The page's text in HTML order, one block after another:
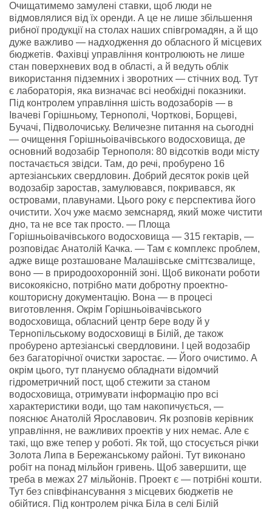
Очищатимемо замулені ставки, щоб люди не
відмовлялися від їх оренди. А це не лише збільшення
рибної продукції на столах наших співгромадян, а й що
дуже важливо — надходження до обласного й місцевих
бюджетів. Фахівці управління контролюють не лише
стан поверхневих вод в області, а й ведуть облік
використання підземних і зворотних — стічних вод. Тут
є лабораторія, яка визначає всі необхідні показники.
Під контролем управління шість водозаборів — в
Івачеві Горішньому, Тернополі, Чорткові, Борщеві,
Бучачі, Підволочиську. Величезне питання на сьогодні
— очищення Горішньоівачівського водосховища, де
основний водозабір Тернополя: 80 відсотків води місту
постачається звідси. Там, до речі, пробурено 16
артезіанських свердловин. Добрий десяток років цей
водозабір заростав, замулювався, покривався, як
островами, плавунами. Цього року є перспектива його
очистити. Хоч уже маємо земснаряд, який може чистити
дно, та не все так просто. — Площа
Горішньоівачівського водосховища — 315 гектарів, —
розповідає Анатолій Качка. — Там є комплекс проблем,
адже вище розташоване Малашівське сміттєзвалище,
воно — в природоохоронній зоні. Щоб виконати роботи
високоякісно, потрібно мати добротну проектно-
кошторисну документацію. Вона — в процесі
виготовлення. Окрім Горішньоівачівського
водосховища, обласний центр бере воду й у
Тернопільському водосховищі в Білій, де також
пробурено артезіанські свердловини. І цей водозабір
без багаторічної очистки заростає. — Його очистимо. А
окрім цього, тут плануємо обладнати відомчий
гідрометричний пост, щоб стежити за станом
водосховища, отримувати інформацію про всі
характеристики води, що там накопичується, —
пояснює Анатолій Ярославович. Як розповів керівник
управління, не важливих проектів у них немає. Але є
такі, що вже тепер у роботі. Як той, що стосується річки
Золота Липа в Бережанському районі. Тут виконано
робіт на понад мільйон гривень. Щоб завершити, ще
треба в межах 27 мільйонів. Проект є — потрібні кошти.
Тут без співфінансування з місцевих бюджетів не
обійтися. Під контролем річка Біла в селі Білій